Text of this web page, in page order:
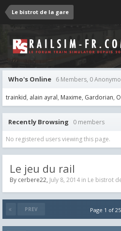
Le bistrot de la gare
Who's Online 6 Members, 0
trainkid alain ayral Maxime Gardorian
Recently Browsing 0 members
No registered users viewing this page.
Le jeu du rail
By cerbere22, July 8, 2014 in Le bistrot
PREV Page 1 of